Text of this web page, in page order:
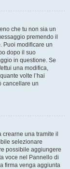
che tu non sia un
premendo il
Puoi modificare un
dopo il suo
in questione. Se
una modifica,
volte l’hai
cancellare un
una tramite il
selezionare
possibile aggiungere
voce nel Pannello di
firma venga aggiunta